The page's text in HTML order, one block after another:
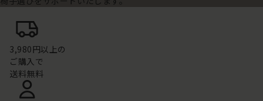
3,980円以上の
ご購入で
送料無料